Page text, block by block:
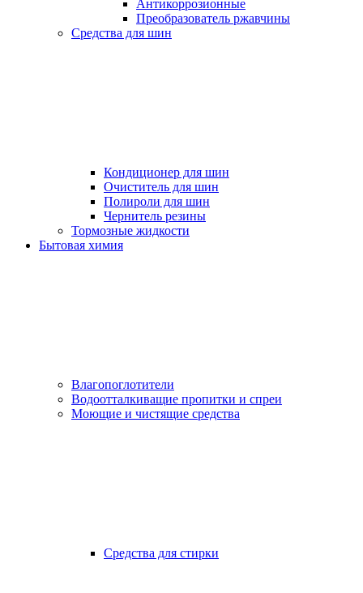
Антикоррозионные
Преобразователь ржавчины
Средства для шин
Кондиционер для шин
Очиститель для шин
Полироли для шин
Чернитель резины
Тормозные жидкости
Бытовая химия
Влагопоглотители
Водоотталкиващие пропитки и спреи
Моющие и чистящие средства
Средства для стирки